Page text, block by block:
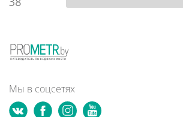
Мы в соцсетях